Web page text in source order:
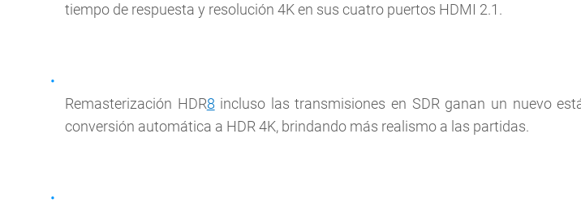
tiempo de respuesta y resolución 4K en sus cuatro puertos HDMI 2.1.
Remasterización HDR8 incluso las transmisiones en SDR ganan un nuevo
conversión automática a HDR 4K, brindando más realismo a las partidas.